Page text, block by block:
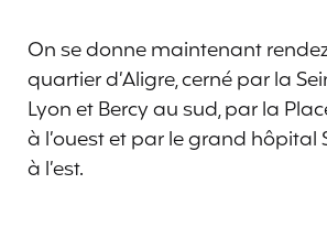
On se donne maintenant
quartier d’Aligre, cerné par la
Lyon et Bercy au sud, par la
à l’ouest et par le grand hôpital
à l’est.